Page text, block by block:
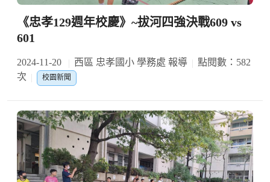
《忠孝129週年校慶》~拔河四強決戰609 vs
601
2024-11-20 西區 忠孝國小 學務處 報導
點閱數：582
次
校園新聞